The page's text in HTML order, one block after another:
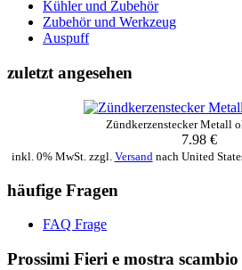
Kühler und Zubehör
Zubehör und Werkzeug
Auspuff
zuletzt angesehen
Zündkerzenstecker Metall
7.98 €
inkl. 0% MwSt. zzgl. Versand nach United
häufige Fragen
FAQ Frage
Prossimi Fieri e mostra